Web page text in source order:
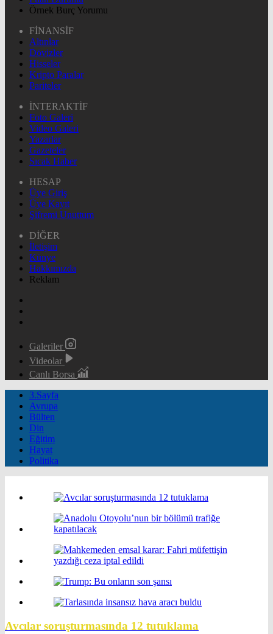
Örnek Burç Yorumu
FİNANSİF
Altınlar
Dövizler
Hisseler
Kripto Paralar
Pariteler
İNTERAKTİF
Foto Galeri
Video Galeri
Yazarlar
Gazeteler
Sıcak Haber
HESAP
Üye Giriş
Üye Kayıt
Şifremi Unuttum
DİĞER
İletişim
Künye
Hakkımızda
Reklam
Galeriler
Videolar
Canlı Borsa
3.Sayfa
Avrupa
Bülten
Din
Eğitim
Hayat
Politika
Avcılar soruşturmasında 12 tutuklama